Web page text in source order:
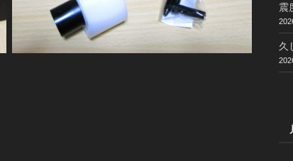
震
久